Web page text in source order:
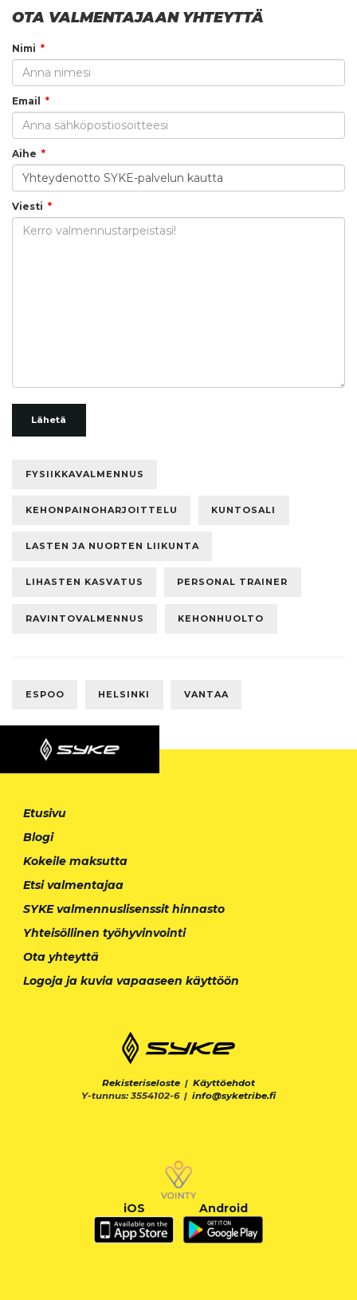
OTA VALMENTAJAAN YHTEYTTÄ
Nimi
Email
Aihe
Viesti
Lähetä
FYSIIKKAVALMENNUS
KEHONPAINOHARJOITTELU KUNTOSALI
LASTEN JA NUORTEN LIIKUNTA
LIHASTEN KASVATUS PERSONAL TRAINER
RAVINTOVALMENNUS KEHONHUOLTO
ESPOO HELSINKI VANTAA
Etusivu
Blogi
Kokeile maksutta
Etsi valmentajaa
SYKE valmennuslisenssit hinnasto
Yhteisöllinen työhyvinvointi
Ota yhteyttä
Logoja ja kuvia vapaaseen käyttöön
Rekisteriseloste | Käyttöehdot
Y-tunnus: 3554102-6 | info@syketribe.fi
iOS Android